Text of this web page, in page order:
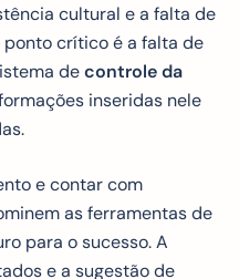
cultural e a falta de
crítico é a falta de
decontrole da
inseridas nele
e contar com
as ferramentas de
para o sucesso. A
e a sugestão de